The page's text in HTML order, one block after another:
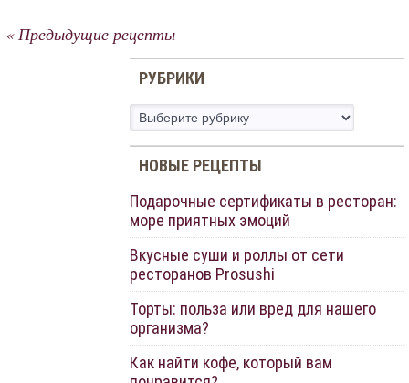
« Предыдущие рецепты
РУБРИКИ
Рубрики
НОВЫЕ РЕЦЕПТЫ
Подарочные сертификаты в ресторан:
море приятных эмоций
Вкусные суши и роллы от сети
ресторанов Prosushi
Торты: польза или вред для нашего
организма?
Как найти кофе, который вам